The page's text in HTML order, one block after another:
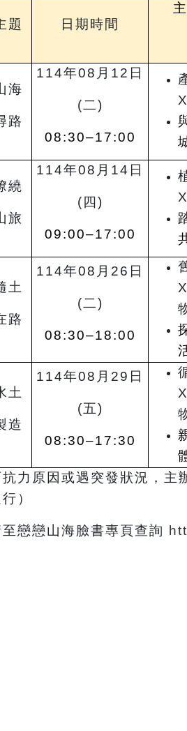
題 日期時間
海
路
114年08月12日
(二)
08:30–17:00
繞
旅
114年08月14日
( 四)
09:00–17:00
土
路
114年08月26日
(二)
08:30–18:00
土
造
114年08月29日
(五)
08:30–17:30
抗力原因或遇突發狀況，
）
戀戀山海臉書專頁查詢